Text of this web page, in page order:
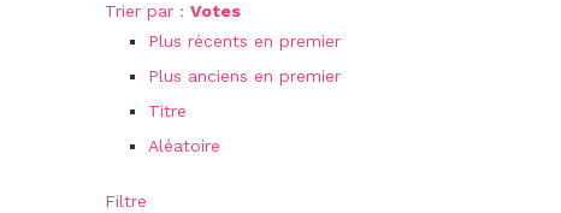
Trier par : Votes
Plus récents en premier
Plus anciens en premier
Titre
Aléatoire
Filtre